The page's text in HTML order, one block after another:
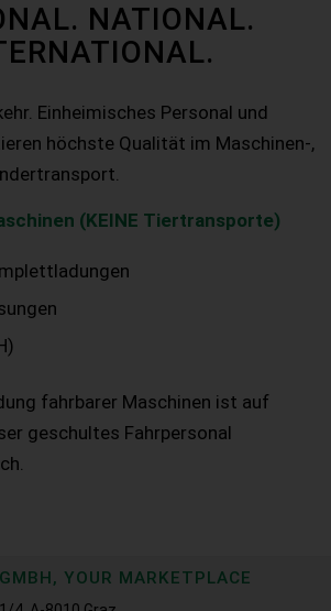
NATIONAL.
Einheimisches Personal und
höchste Qualität im Maschinen-,
(KEINE Tiertransporte)
fahrbarer Maschinen ist auf
geschultes Fahrpersonal
YOUR MARKETPLACE